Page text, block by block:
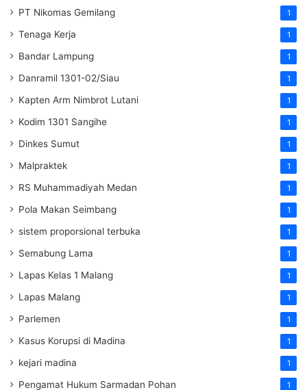
PT Nikomas Gemilang 1
Tenaga Kerja 1
Bandar Lampung 1
Danramil 1301-02/Siau 1
Kapten Arm Nimbrot Lutani 1
Kodim 1301 Sangihe 1
Dinkes Sumut 1
Malpraktek 1
RS Muhammadiyah Medan 1
Pola Makan Seimbang 1
sistem proporsional terbuka 1
Semabung Lama 1
Lapas Kelas 1 Malang 1
Lapas Malang 1
Parlemen 1
Kasus Korupsi di Madina 1
kejari madina 1
Pengamat Hukum Sarmadan Pohan 1